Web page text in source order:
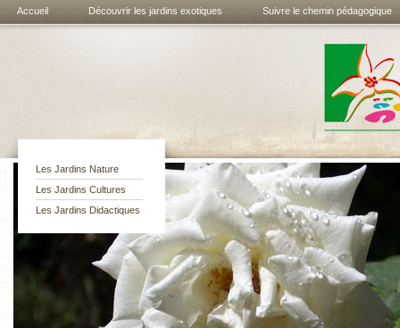
Accueil Découvrir les jardins exotiques Suivre le chemin pédagogique
Les jardins
exotiques de
Bouknadel
Les Jardins Nature
Les Jardins Cultures
Les Jardins Didactiques